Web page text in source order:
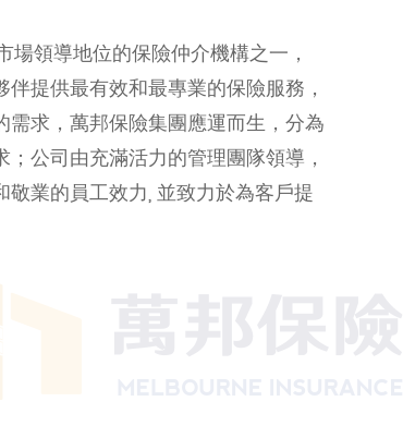
領導地位的保險仲介機構之一，
提供最有效和最專業的保險服務，
求，萬邦保險集團應運而生，分為
公司由充滿活力的管理團隊領導，
業的員工效力, 並致力於為客戶提